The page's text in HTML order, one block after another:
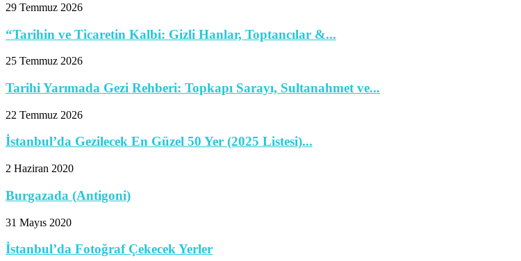
29 Temmuz 2026
“Tarihin ve Ticaretin Kalbi: Gizli Hanlar, Toptancılar &...
25 Temmuz 2026
Tarihi Yarımada Gezi Rehberi: Topkapı Sarayı, Sultanahmet ve...
22 Temmuz 2026
İstanbul’da Gezilecek En Güzel 50 Yer (2025 Listesi)...
2 Haziran 2020
Burgazada (Antigoni)
31 Mayıs 2020
İstanbul’da Fotoğraf Çekecek Yerler